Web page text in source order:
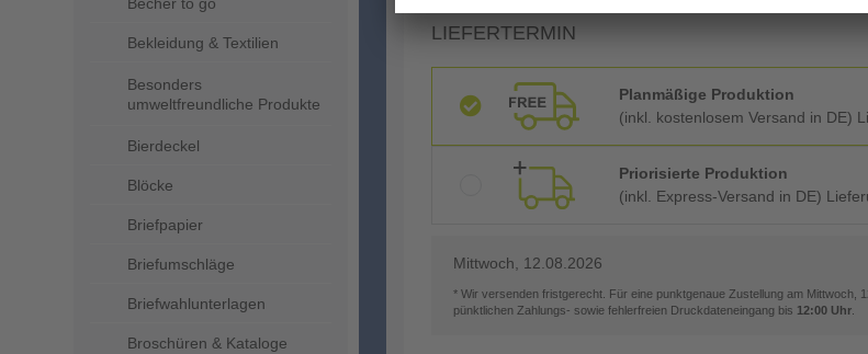
Bekleidung & Textilien
Besonders
umweltfreundliche Produkte
Bierdeckel
Blöcke
Briefpapier
Briefumschläge
Briefwahlunterlagen
Broschüren & Kataloge
LIEFERTERMIN
Planmäßige Produktion
(inkl. kostenlosem Versand in DE)
Priorisierte Produktion
(inkl. Express-Versand in DE)
Mittwoch, 12.08.2026
* Wir versenden fristgerecht. Für eine punktgenaue Zustellung am Mittwoch,
pünktlichen Zahlungs- sowie fehlerfreien Druckdateneingang bis 12:00 Uhr